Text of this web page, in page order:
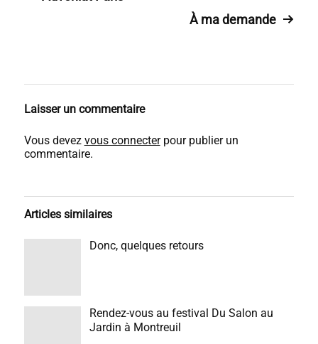
À ma demande
Laisser un commentaire
Vous devez vous connecterpour publier un
commentaire.
Articles similaires
Donc, quelques retours
Rendez-vous au festival Du Salon au
Jardin à Montreuil